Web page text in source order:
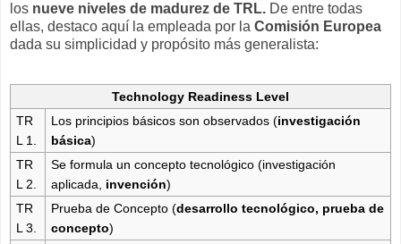
los nueve niveles de madurez de TRL. De entre todas
ellas, destaco aquí la empleada por la Comisión Europea
dada su simplicidad y propósito más generalista:
Technology Readiness Level
TR
L 1.
Los principios básicos son observados (investigación
básica)
TR
L 2.
Se formula un concepto tecnológico (investigación
aplicada, invención)
TR
L 3.
Prueba de Concepto (desarrollo tecnológico, prueba de
concepto)